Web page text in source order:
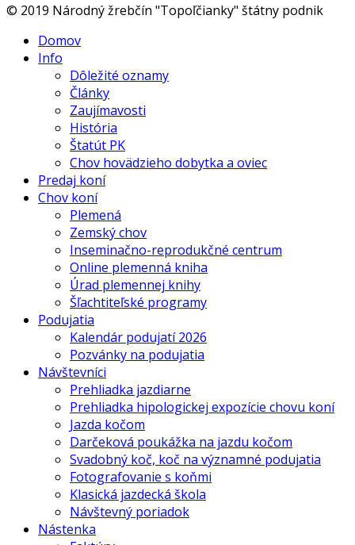
© 2019 Národný žrebčín "Topoľčianky" štátny podnik
Domov
Info
Dôležité oznamy
Články
Zaujímavosti
História
Štatút PK
Chov hovädzieho dobytka a oviec
Predaj koní
Chov koní
Plemená
Zemský chov
Inseminačno-reprodukčné centrum
Online plemenná kniha
Úrad plemennej knihy
Šľachtiteľské programy
Podujatia
Kalendár podujatí 2026
Pozvánky na podujatia
Návštevníci
Prehliadka jazdiarne
Prehliadka hipologickej expozície chovu koní
Jazda kočom
Darčeková poukážka na jazdu kočom
Svadobný koč, koč na významné podujatia
Fotografovanie s koňmi
Klasická jazdecká škola
Návštevný poriadok
Nástenka